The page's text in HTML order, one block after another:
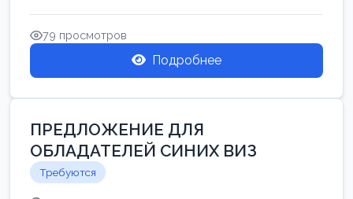
79 просмотров
Подробнее
ПРЕДЛОЖЕНИЕ ДЛЯ
ОБЛАДАТЕЛЕЙ СИНИХ ВИЗ
Требуются